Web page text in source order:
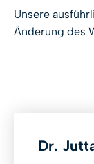
Unsere
Änderung des
Dr.